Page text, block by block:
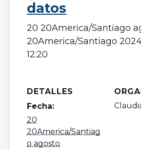
datos
20 20America/Santiago
20America/Santiago 2024
12:20
DETALLES
Fecha:
20
20America/Santiag
o agosto